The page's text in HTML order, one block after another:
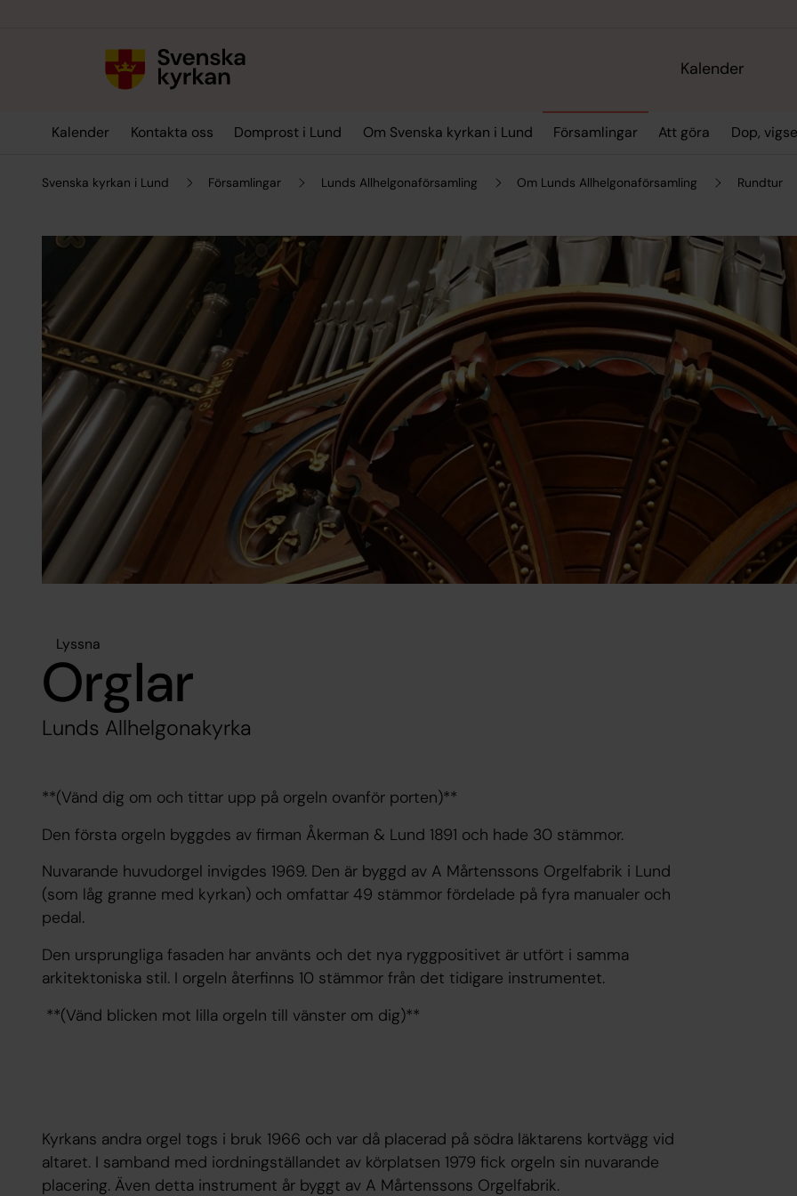
Kalender
Kalender Kontakta oss Domprost i Lund Om Svenska kyrkan i Lund Församlingar Att göra Dop,
Svenska kyrkan i Lund Församlingar Lunds Allhelgonaförsamling Om Lunds Allhelgonaförsamling Rundtur
Lyssna
Orglar
Lunds Allhelgonakyrka
**(Vänd dig om och tittar upp på orgeln ovanför porten)**
Den första orgeln byggdes av firman Åkerman & Lund 1891 och hade 30 stämmor.
Nuvarande huvudorgel invigdes 1969. Den är byggd av A Mårtenssons Orgelfabrik i Lund
(som låg granne med kyrkan) och omfattar 49 stämmor fördelade på fyra manualer och
pedal.
Den ursprungliga fasaden har använts och det nya ryggpositivet är utfört i samma
arkitektoniska stil. I orgeln återfinns 10 stämmor från det tidigare instrumentet.
**(Vänd blicken mot lilla orgeln till vänster om dig)**
Kyrkans andra orgel togs i bruk 1966 och var då placerad på södra läktarens kortvägg vid
altaret. I samband med iordningställandet av körplatsen 1979 fick orgeln sin nuvarande
placering. Även detta instrument år byggt av A Mårtenssons Orgelfabrik.